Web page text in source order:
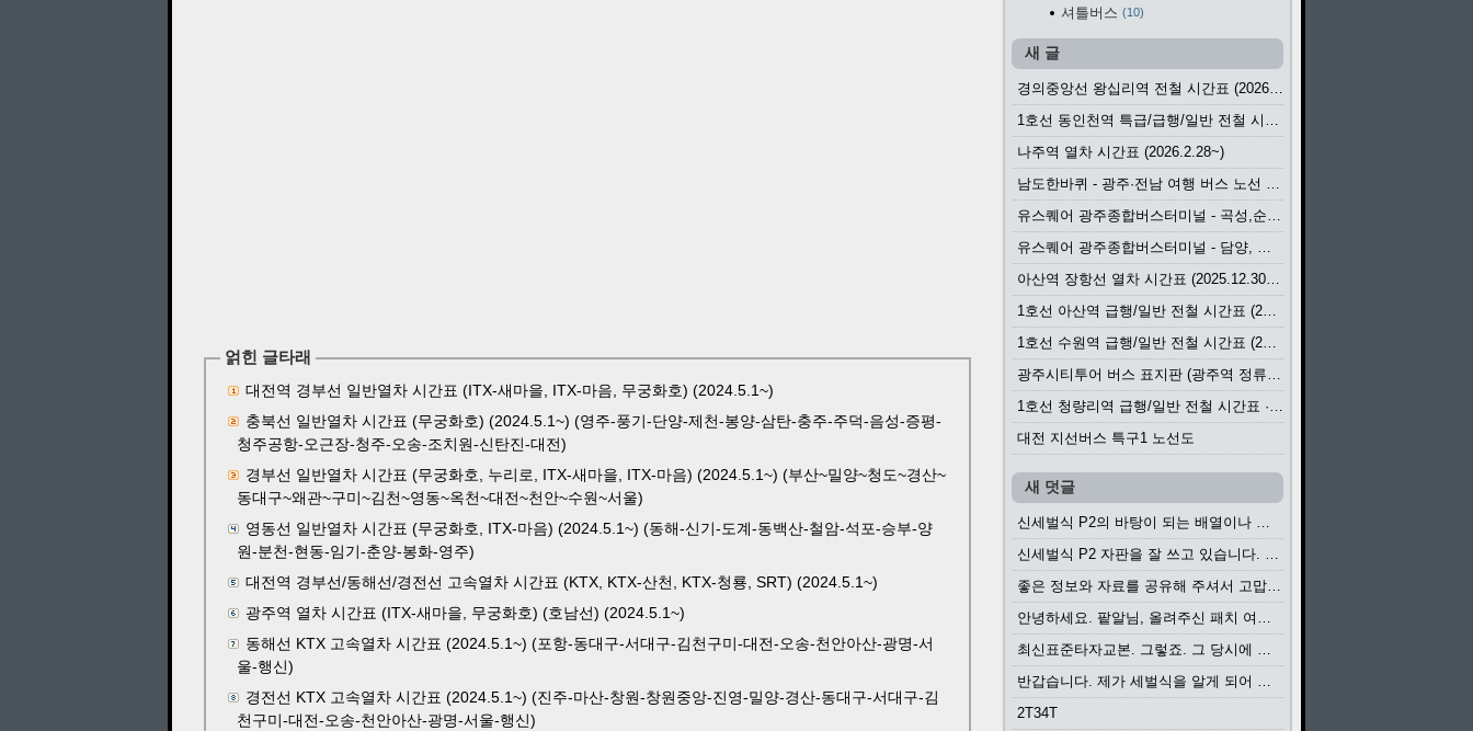
얽힌 글타래
대전역 경부선 일반열차 시간표 (ITX-새마을, ITX-마음, 무궁화호) (2024.5.1~)
충북선 일반열차 시간표 (무궁화호) (2024.5.1~) (영주-풍기-단양-제천-봉양-삼탄-충주-주덕-음성-증평-
청주공항-오근장-청주-오송-조치원-신탄진-대전)
경부선 일반열차 시간표 (무궁화호, 누리로, ITX-새마을, ITX-마음) (2024.5.1~) (부산~밀양~청도~경산~
동대구~왜관~구미~김천~영동~옥천~대전~천안~수원~서울)
영동선 일반열차 시간표 (무궁화호, ITX-마음) (2024.5.1~) (동해-신기-도계-동백산-철암-석포-승부-양
원-분천-현동-임기-춘양-봉화-영주)
대전역 경부선/동해선/경전선 고속열차 시간표 (KTX, KTX-산천, KTX-청룡, SRT) (2024.5.1~)
광주역 열차 시간표 (ITX-새마을, 무궁화호) (호남선) (2024.5.1~)
동해선 KTX 고속열차 시간표 (2024.5.1~) (포항-동대구-서대구-김천구미-대전-오송-천안아산-광명-서
울-행신)
경전선 KTX 고속열차 시간표 (2024.5.1~) (진주-마산-창원-창원중앙-진영-밀양-경산-동대구-서대구-김
천구미-대전-오송-천안아산-광명-서울-행신)
셔틀버스 10
새 글
경의중앙선 왕십리역 전철 시간표 (2026.4.20~)
1호선 동인천역 특급/급행/일반 전철 시간표 (2026.2.28~)
나주역 열차 시간표 (2026.2.28~)
남도한바퀴 - 광주·전남 여행 버스 노선 (2026.3.1~5.31)
유스퀘어 광주종합버스터미널 - 곡성,순천／화순,보성,율포 방면 시외버스 시간표 (2026.1.31)
유스퀘어 광주종합버스터미널 - 담양, 순창, 남원, 무주, 장수, 거창, 대구 방면 시외버스 시간표 (2026...
아산역 장항선 열차 시간표 (2025.12.30 기준) (무궁화호, ITX-마음, 새마을호, 서해금빛열차)
1호선 아산역 급행/일반 전철 시간표 (2025.12.30~)
1호선 수원역 급행/일반 전철 시간표 (2025.12.30~)
광주시티투어 버스 표지판 (광주역 정류장) (2024?)
1호선 청량리역 급행/일반 전철 시간표 · 노선도 (2025.12.30~)
대전 지선버스 특구1 노선도
새 덧글
신세벌식 P2의 바탕이 되는 배열이나 주요 기능...
신세벌식 P2 자판을 잘 쓰고 있습니다. 쓰기 편리...
좋은 정보와 자료를 공유해 주셔서 고맙습니다....
안녕하세요. 팥알님, 올려주신 패치 여러모로 감사...
최신표준타자교본. 그렇죠. 그 당시에 최신 표준...
반갑습니다. 제가 세벌식을 알게 되어 세벌식 써...
2T34T